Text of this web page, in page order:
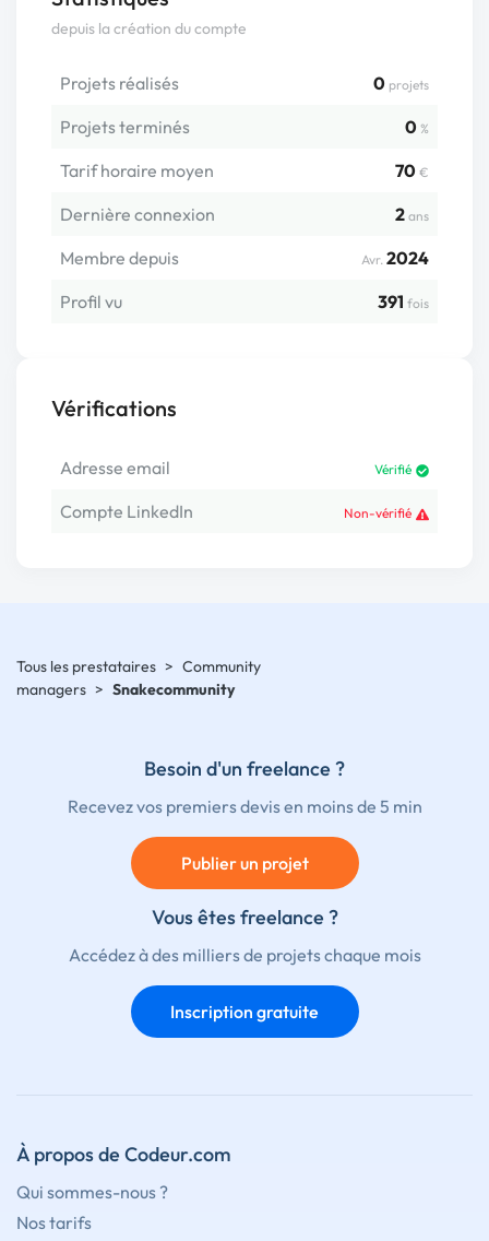
depuis la création du compte
Projets réalisés 0 projets
Projets terminés 0 %
Tarif horaire moyen 70 €
Dernière connexion 2 ans
Membre depuis Avr. 2024
Profil vu
391 fois
Vérifications
Adresse email Vérifié
Compte LinkedIn Non-vérifié
Tous les prestataires > Community
managers > Snakecommunity
Besoin d'un freelance ?
Recevez vos premiers devis en moins de 5 min
Publier un projet
Vous êtes freelance ?
Accédez à des milliers de projets chaque mois
Inscription gratuite
À propos de Codeur.com
Qui sommes-nous ?
Nos tarifs